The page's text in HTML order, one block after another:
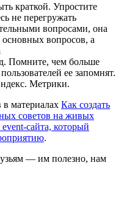
краткой. Упростите
не перегружать
вопросами, она
вопросов, а
Помните, чем больше
ее запомнят.
Метрики.
материалах Как создать
советов на живых
сайта, который
.
— им полезно, нам